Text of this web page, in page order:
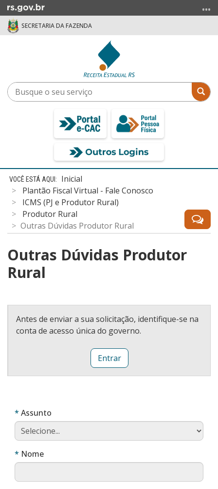
para
menu
SECRETARIA DA FAZENDA
Busque
o
Início
conteúdo
Inicial
Plantão Fiscal Virtual - Fale Conosco
ICMS (PJ e Produtor Rural)
Produtor Rural
Outras Dúvidas Produtor Rural
Outras Dúvidas Produtor
Rural
Antes de enviar a sua solicitação, identifique-se na
conta de acesso única do governo.
Entrar
Assunto
NomeObrigatório